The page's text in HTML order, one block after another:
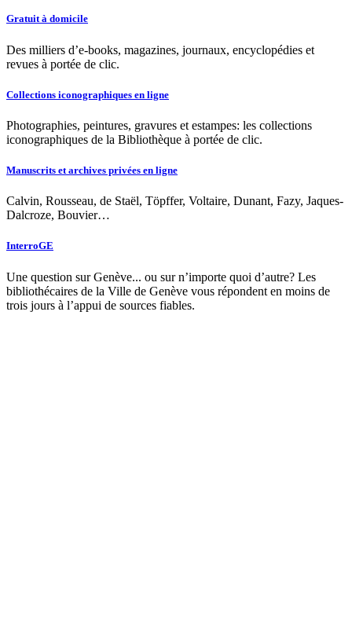
Gratuit à domicile
Des milliers d’e-books, magazines, journaux, encyclopédies et
revues à portée de clic.
Collections iconographiques en ligne
Photographies, peintures, gravures et estampes: les collections
iconographiques de la Bibliothèque à portée de clic.
Manuscrits et archives privées en ligne
Calvin, Rousseau, de Staël, Töpffer, Voltaire, Dunant, Fazy, Jaques-
Dalcroze, Bouvier…
InterroGE
Une question sur Genève... ou sur n’importe quoi d’autre? Les
bibliothécaires de la Ville de Genève vous répondent en moins de
trois jours à l’appui de sources fiables.